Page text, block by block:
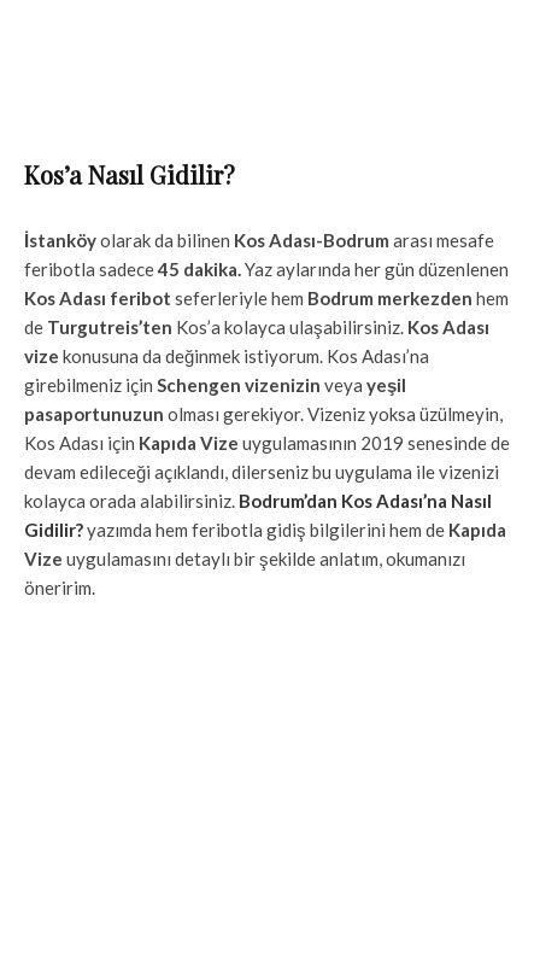
Kos’a Nasıl Gidilir?
İstanköyolarak da bilinen Kos Adası-Bodrum arası mesafe
feribotla sadece45 dakika.Yaz aylarında her gün düzenlenen
Kos Adası feribot seferleriyle hem Bodrum merkezden hem
de Turgutreis’ten Kos’a kolayca ulaşabilirsiniz. Kos Adası
vize konusuna da değinmek istiyorum. Kos Adası’na
girebilmeniz için Schengen vizenizin veya yeşil
pasaportunuzun olması gerekiyor. Vizeniz yoksa üzülmeyin,
Kos Adası için Kapıda Vize uygulamasının 2019 senesinde de
devam edileceği açıklandı, dilerseniz bu uygulama ile vizenizi
kolayca orada alabilirsiniz. Bodrum’dan Kos Adası’na Nasıl
Gidilir?yazımda hem feribotla gidiş bilgilerini hem de Kapıda
Vize uygulamasını detaylı bir şekilde anlatım, okumanızı
öneririm.